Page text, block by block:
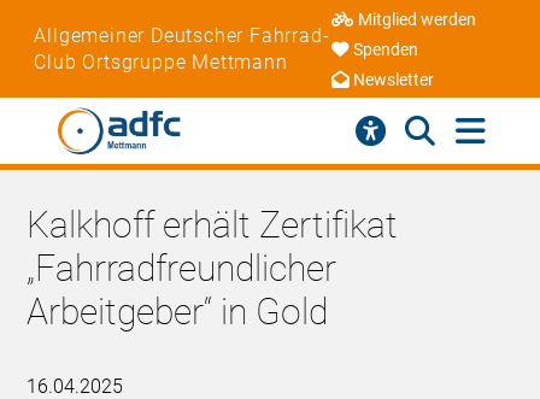
Allgemeiner Deutscher Fahrrad-
Club Ortsgruppe Mettmann
Mitglied werden
Spenden
Newsletter
Kalkhoff erhält Zertifikat
„Fahrradfreundlicher
Arbeitgeber“ in Gold
16.04.2025